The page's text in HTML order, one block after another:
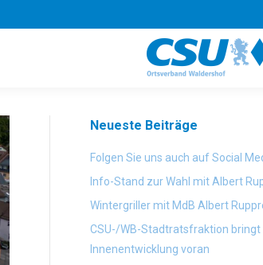
Neueste Beiträge
Folgen Sie uns auch auf Social
Info-Stand zur Wahl mit Albert
Wintergriller mit MdB Albert
CSU-/WB-Stadtratsfraktion bringt
Innenentwicklung voran